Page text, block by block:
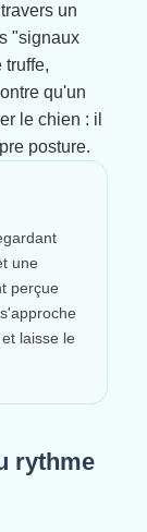
un
"signaux
qu'un
le chien : il
posture.
une
perçue
laisse le
rythme